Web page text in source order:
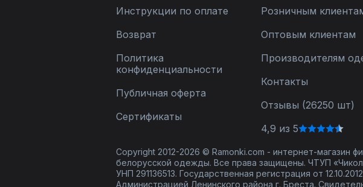
Инструкции по оплате
Возврат
Политика
конфиденциальности
Публичная оферта
Сертификаты
Розничным
Оптовым клиентам
Производителям
Контакты
Отзывы (26250 шт)
4,9 из 5
Copyright 2012-2026 © Ramonki.com - интернет-магазин
белорусской одежды. Все права защищены. ЧТУП
УНП 291136513. Государственная регистрация от 12.10.2012
Администрацией Ленинского района г. Бреста.